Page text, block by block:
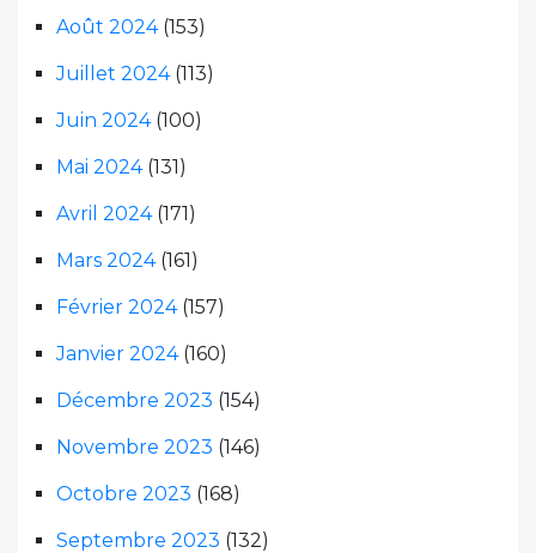
Août 2024(153)
Juillet 2024(113)
Juin 2024(100)
Mai 2024(131)
Avril 2024(171)
Mars 2024(161)
Février 2024(157)
Janvier 2024(160)
Décembre 2023 (154)
Novembre 2023 (146)
Octobre 2023 (168)
Septembre 2023 (132)